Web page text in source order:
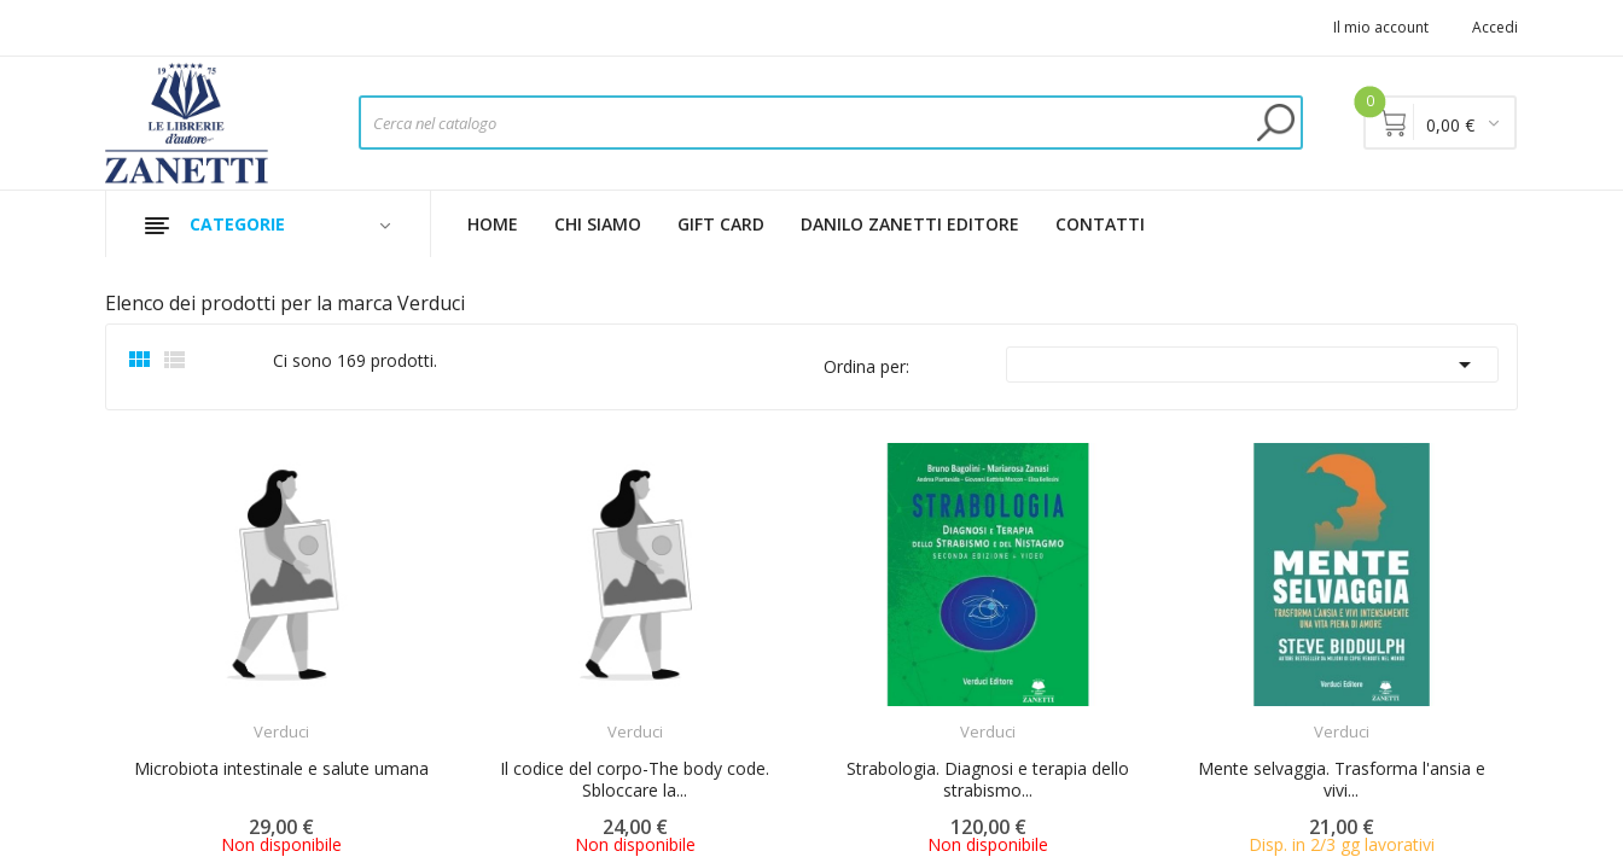
Il mio account Accedi
0
0,00 €
CATEGORIE HOME CHI SIAMO GIFT CARD DANILO ZANETTI EDITORE CONTATTI
Elenco dei prodotti per la marca Verduci
  Ci sono 169 prodotti. Ordina per: 
Verduci
Microbiota intestinale e salute umana
29,00 €
Non disponibile
Verduci
Il codice del corpo-The body code.
Sbloccare la...
24,00 €
Non disponibile
Verduci
Strabologia. Diagnosi e terapia dello
strabismo...
120,00 €
Non disponibile
Verduci
Mente selvaggia. Trasforma l'ansia e
vivi...
21,00 €
Disp. in 2/3 gg lavorativi